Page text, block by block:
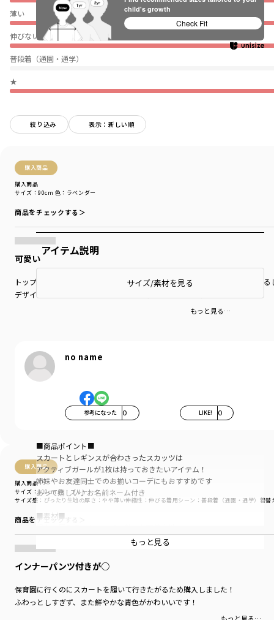
薄い
伸びない
普段着（通園・通学）
★
絞り込み 表示：新しい順
購入商品
購入商品
サイズ：90cm 色：ラベンダー
商品をチェックする＞
可愛い
トップスと合わせやすい色目です。生地もやわらかく縫製もしっかりしてい
デザインもシンプルだけど、キュートで着せるのが楽しみです。
もっと見る…
no name
参考になった 0 LIKE! 0
購入商品
購入商品
サイズ感 ：ぴったり 生地の厚さ ：やや薄い伸縮性 ：伸びる着用シーン ：普段着（通園・通学） 着替
サイズ：110cm色：ブルー
商品をチェックする＞
インナーパンツ付きが○
保育園に行くのにスカートを履いて行きたがるため購入しました！
ふわっとしすぎず、また鮮やかな青色がかわいいです！
アイテム説明
サイズ/素材を見る
■商品ポイント■
スカートとレギンスが合わさったスカッツは
アクティブガールが1枚は持っておきたいアイテム！
姉妹やお友達同士でのお揃いコーデにもおすすめです
あって嬉しい♪お名前ネーム付き
■素材■
季節を問わずオールシーズンお使いいただけます
■DRCbranshesとは？■
Daily…毎日
Relax…力を抜いて、くつろぐ
Comfortable…気持ちの良い、快適な
着心地の良い服を、手に取りやすい価格で
もっと見る
child's growth
Check Fit